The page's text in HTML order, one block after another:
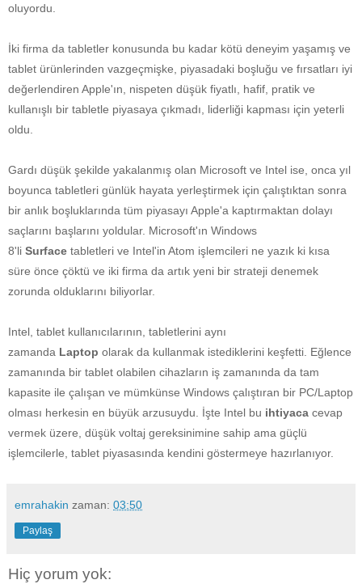
oluyordu.
İki firma da tabletler konusunda bu kadar kötü deneyim yaşamış ve
tablet ürünlerinden vazgeçmişke, piyasadaki boşluğu ve fırsatları iyi
değerlendiren Apple'ın, nispeten düşük fiyatlı, hafif, pratik ve
kullanışlı bir tabletle piyasaya çıkmadı, liderliği kapması için yeterli
oldu.
Gardı düşük şekilde yakalanmış olan Microsoft ve Intel ise, onca yıl
boyunca tabletleri günlük hayata yerleştirmek için çalıştıktan sonra
bir anlık boşluklarında tüm piyasayı Apple'a kaptırmaktan dolayı
saçlarını başlarını yoldular. Microsoft'ın Windows
8'li Surface tabletleri ve Intel'in Atom işlemcileri ne yazık ki kısa
süre önce çöktü ve iki firma da artık yeni bir strateji denemek
zorunda olduklarını biliyorlar.
Intel, tablet kullanıcılarının, tabletlerini aynı
zamanda Laptop olarak da kullanmak istediklerini keşfetti. Eğlence
zamanında bir tablet olabilen cihazların iş zamanında da tam
kapasite ile çalışan ve mümkünse Windows çalıştıran bir PC/Laptop
olması herkesin en büyük arzusuydu. İşte Intel bu ihtiyaca cevap
vermek üzere, düşük voltaj gereksinimine sahip ama güçlü
işlemcilerle, tablet piyasasında kendini göstermeye hazırlanıyor.
emrahakin zaman: 03:50
Paylaş
Hiç yorum yok: